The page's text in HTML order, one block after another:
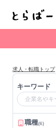
求人・転職トップ
キーワード
職種(6)